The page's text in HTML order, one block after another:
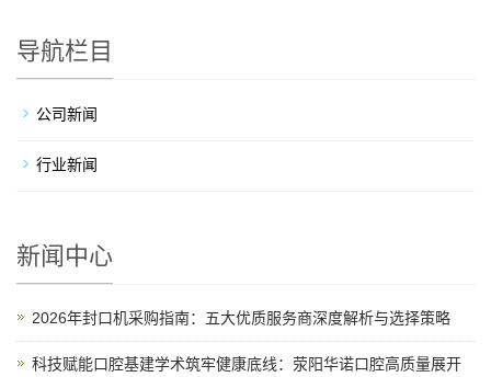
导航栏目
公司新闻
行业新闻
新闻中心
2026年封口机采购指南：五大优质服务商深度解析与选择策略
科技赋能口腔基建学术筑牢健康底线：荥阳华诺口腔高质量展开